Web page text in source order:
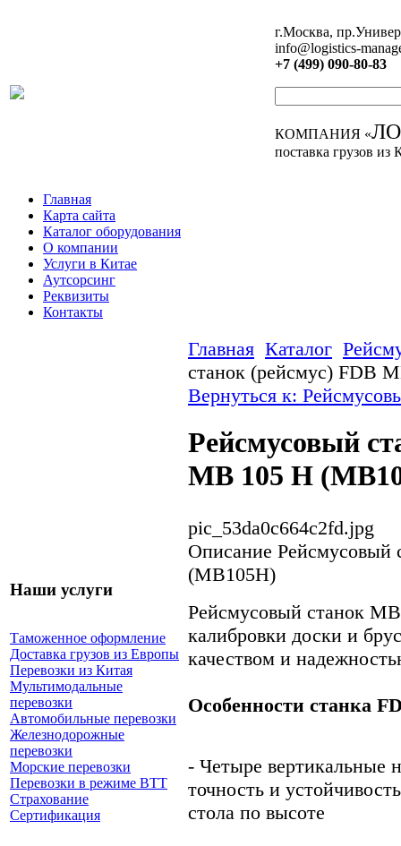
г.Москва,
info@logistics-
+7 (499) 090-80-83
КОМПАНИЯ «
поставка грузов из
Главная
Карта сайта
Каталог оборудования
О компании
Услуги в Китае
Аутсорсинг
Реквизиты
Контакты
Наши услуги
Таможенное оформление
Доставка грузов из Европы
Перевозки из Китая
Мультимодальные
перевозки
Автомобильные перевозки
Железнодорожные
перевозки
Морские перевозки
Перевозки в режиме ВТТ
Страхование
Сертификация
Главная Каталог
станок (рейсмус) FDB
Вернуться к:
Рейсмусовый
МВ 105 H
pic_53da0c664c2fd.jpg
Описание Рейсмусовый
(MB105H)
Рейсмусовый станок
калибровки доски и
качеством и
Особенности станка
- Четыре вертикальные
точность и
стола по высоте